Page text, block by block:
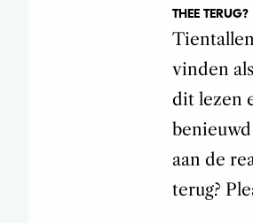
THEE TERUG?
vinden
dit lezen
aan de
terug?